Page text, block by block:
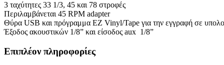
3 ταχύτητες 33 1/3, 45 και 78 στροφές
Περιλαμβάνεται 45 RPM adapter
Θύρα USB και πρόγραμμα EZ Vinyl/Tape για την εγγραφή σε
Έξοδος ακουστικών 1/8” και είσοδος aux 1/8”
Επιπλέον πληροφορίες